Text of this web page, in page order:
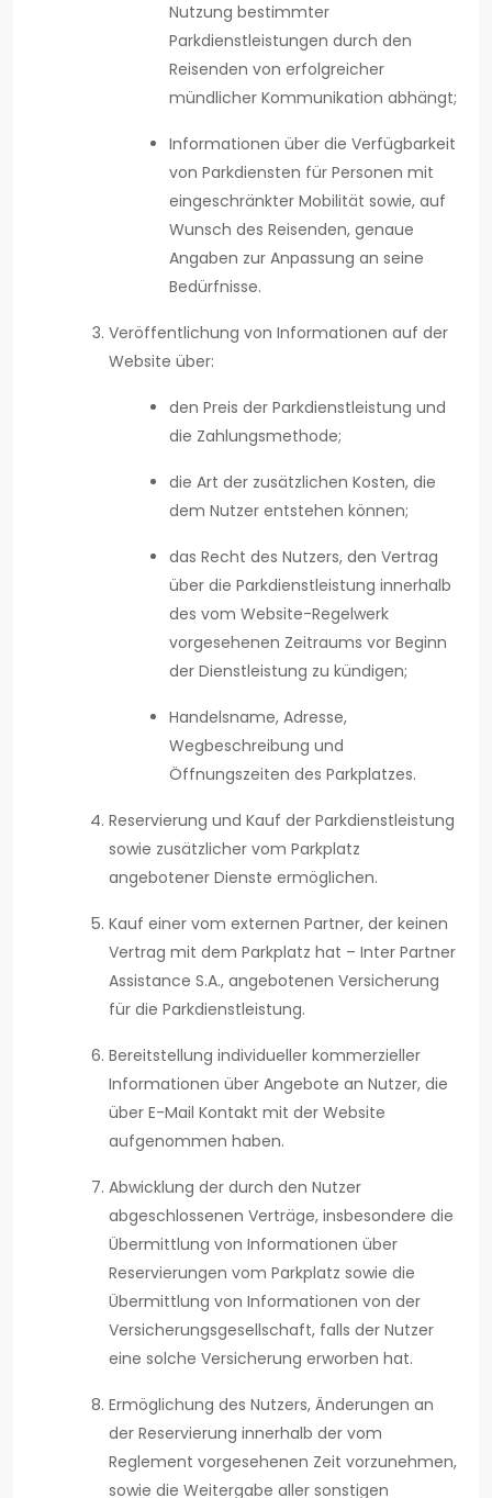
Nutzung bestimmter
Parkdienstleistungen durch den
Reisenden von erfolgreicher
mündlicher Kommunikation abhängt;
Informationen über die Verfügbarkeit
von Parkdiensten für Personen mit
eingeschränkter Mobilität sowie, auf
Wunsch des Reisenden, genaue
Angaben zur Anpassung an seine
Bedürfnisse.
Veröffentlichung von Informationen auf der
Website über:
den Preis der Parkdienstleistung und
die Zahlungsmethode;
die Art der zusätzlichen Kosten, die
dem Nutzer entstehen können;
das Recht des Nutzers, den Vertrag
über die Parkdienstleistung innerhalb
des vom Website-Regelwerk
vorgesehenen Zeitraums vor Beginn
der Dienstleistung zu kündigen;
Handelsname, Adresse,
Wegbeschreibung und
Öffnungszeiten des Parkplatzes.
Reservierung und Kauf der Parkdienstleistung
sowie zusätzlicher vom Parkplatz
angebotener Dienste ermöglichen.
Kauf einer vom externen Partner, der keinen
Vertrag mit dem Parkplatz hat – Inter Partner
Assistance S.A., angebotenen Versicherung
für die Parkdienstleistung.
Bereitstellung individueller kommerzieller
Informationen über Angebote an Nutzer, die
über E-Mail Kontakt mit der Website
aufgenommen haben.
Abwicklung der durch den Nutzer
abgeschlossenen Verträge, insbesondere die
Übermittlung von Informationen über
Reservierungen vom Parkplatz sowie die
Übermittlung von Informationen von der
Versicherungsgesellschaft, falls der Nutzer
eine solche Versicherung erworben hat.
Ermöglichung des Nutzers, Änderungen an
der Reservierung innerhalb der vom
Reglement vorgesehenen Zeit vorzunehmen,
sowie die Weitergabe aller sonstigen